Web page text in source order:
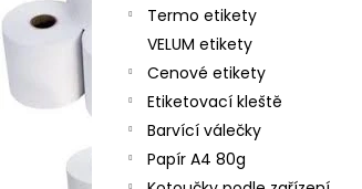
a
n
Termo etikety
VELUM etikety
Cenové etikety
Etiketovací kleště
Barvící válečky
Papír A4 80g